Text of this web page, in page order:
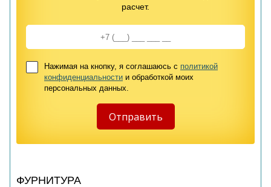
расчет.
Нажимая на кнопку, я соглашаюсь с политикой
конфиденциальности и обработкой моих
персональных данных.
ФУРНИТУРА